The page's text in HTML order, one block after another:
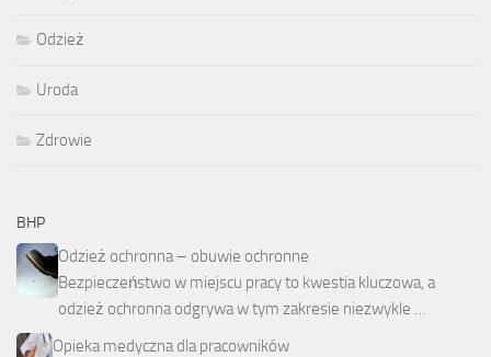
Odzież
Uroda
Zdrowie
BHP
Odzież ochronna – obuwie ochronne
Bezpieczeństwo w miejscu pracy to kwestia kluczowa, a
odzież ochronna odgrywa w tym zakresie niezwykle …
Opieka medyczna dla pracowników